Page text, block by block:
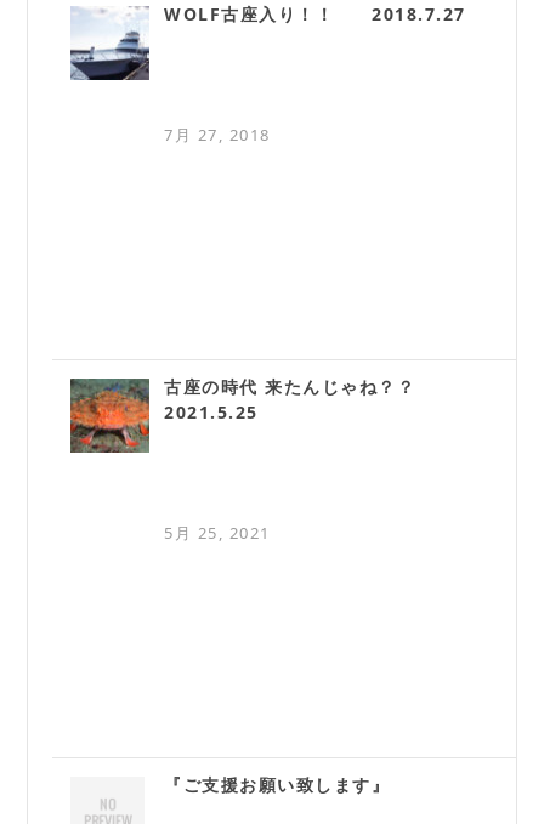
WOLF古座入り！！ 2018.7.27
7月 27, 2018
古座の時代 来たんじゃね？？
2021.5.25
5月 25, 2021
『ご支援お願い致します』